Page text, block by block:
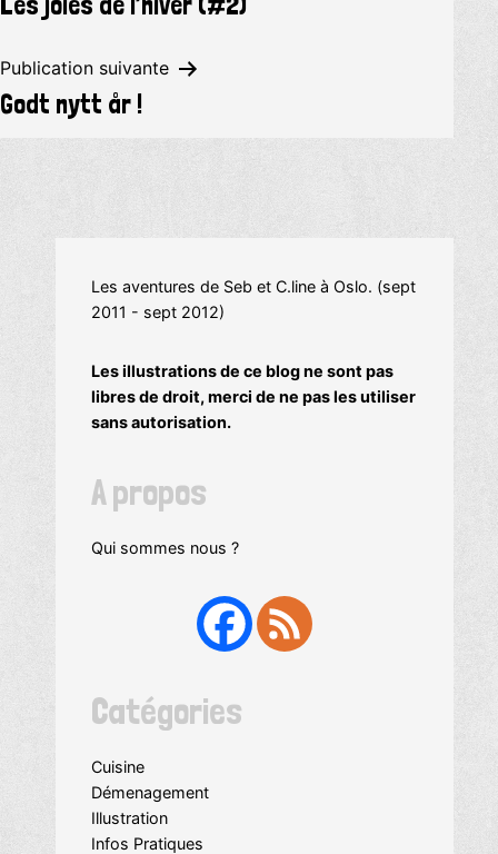
de
l’article
Publication suivante
Godt nytt år !
Les aventures de Seb et C.line à Oslo. (sept
2011 - sept 2012)
Les illustrations de ce blog ne sont pas
libres de droit, merci de ne pas les utiliser
sans autorisation.
A propos
Qui sommes nous ?
Catégories
Cuisine
Démenagement
Illustration
Infos Pratiques